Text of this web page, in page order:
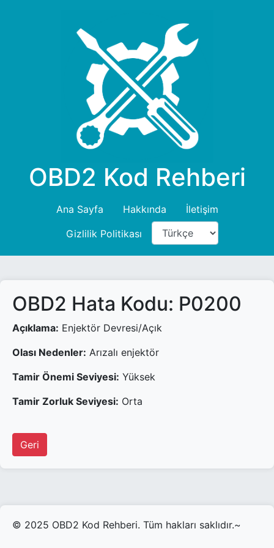
OBD2 Kod Rehberi
Ana Sayfa Hakkında
İletişim
Gizlilik Politikası
OBD2 Hata Kodu: P0200
Açıklama: Enjektör Devresi/Açık
Olası Nedenler: Arızalı enjektör
Tamir Önemi Seviyesi: Yüksek
Tamir Zorluk Seviyesi: Orta
Geri
© 2025 OBD2 Kod Rehberi. Tüm hakları saklıdır.~